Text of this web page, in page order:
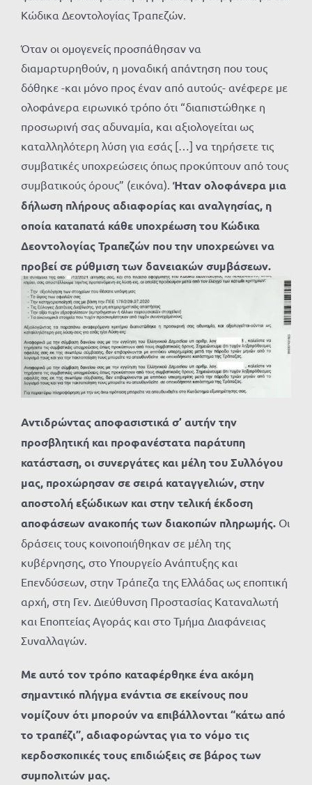
Κώδικα Δεοντολογίας Τραπεζών.
Όταν οι ομογενείς προσπάθησαν να
διαμαρτυρηθούν, η μοναδική απάντηση που τους
δόθηκε -και μόνο προς έναν από αυτούς- ανέφερε με
ολοφάνερα ειρωνικό τρόπο ότι “διαπιστώθηκε η
προσωρινή σας αδυναμία, και αξιολογείται ως
καταλληλότερη λύση για εσάς […] να τηρήσετε τις
συμβατικές υποχρεώσεις όπως προκύπτουν από τους
συμβατικούς όρους” (εικόνα). Ήταν ολοφάνερα μια
δήλωση πλήρους αδιαφορίας και αναλγησίας, η
οποία καταπατά κάθε υποχρέωση του Κώδικα
Δεοντολογίας Τραπεζών που την υποχρεώνει να
προβεί σε ρύθμιση των δανειακών συμβάσεων.
Αντιδρώντας αποφασιστικά σ’ αυτήν την
προσβλητική και προφανέστατα παράτυπη
κατάσταση, οι συνεργάτες και μέλη του Συλλόγου
μας, προχώρησαν σε σειρά καταγγελιών, στην
αποστολή εξώδικων και στην τελική έκδοση
αποφάσεων ανακοπής των διακοπών πληρωμής. Οι
δράσεις τους κοινοποιήθηκαν σε μέλη της
κυβέρνησης, στο Υπουργείο Ανάπτυξης και
Επενδύσεων, στην Τράπεζα της Ελλάδας ως εποπτική
αρχή, στη Γεν. Διεύθυνση Προστασίας Καταναλωτή
και Εποπτείας Αγοράς και στο Τμήμα Διαφάνειας
Συναλλαγών.
Με αυτό τον τρόπο καταφέρθηκε ένα ακόμη
σημαντικό πλήγμα ενάντια σε εκείνους που
νομίζουν ότι μπορούν να επιβάλλονται “κάτω από
το τραπέζι”, αδιαφορώντας για το νόμο τις
κερδοσκοπικές τους επιδιώξεις σε βάρος των
συμπολιτών μας.